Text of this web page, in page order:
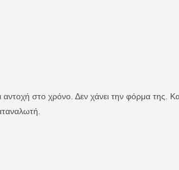
στο χρόνο. Δεν χάνει την φόρμα της.